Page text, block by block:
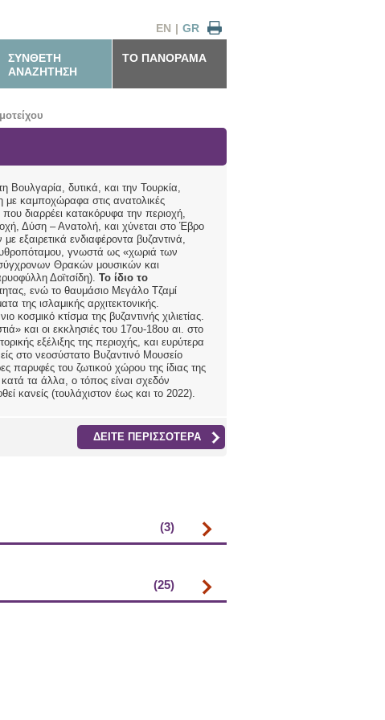
GR
|
EN
ΣΥΝΘΕΤΗ
ΑΝΑΖΗΤΗΣΗ
ΤΟ ΠΑΝΟΡΑΜΑ
Βουλγαρία, δυτικά, και την Τουρκία,
με καμποχώραφα στις ανατολικές
διαρρέει κατακόρυφα την περιοχή,
Δύση – Ανατολή, και χύνεται στο Έβρο
εξαιρετικά ενδιαφέροντα βυζαντινά,
γνωστά ως «χωριά των
Θρακών μουσικών και
Δοϊτσίδη). Το ίδιο το
ενώ το θαυμάσιο Μεγάλο Τζαμί
της ισλαμικής αρχιτεκτονικής.
κοσμικό κτίσμα της βυζαντινής χιλιετίας.
και οι εκκλησιές του 17ου-18ου αι. στο
εξέλιξης της περιοχής, και ευρύτερα
στο νεοσύστατο Βυζαντινό Μουσείο
παρυφές του ζωτικού χώρου της ίδιας της
τα άλλα, ο τόπος είναι σχεδόν
κανείς (τουλάχιστον έως και το 2022).
ΔΕΙΤΕ ΠΕΡΙΣΣΟΤΕΡΑ
(3)
(25)